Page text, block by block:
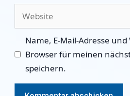
Name, E-Mail-Adresse
Browser für meinen
speichern.